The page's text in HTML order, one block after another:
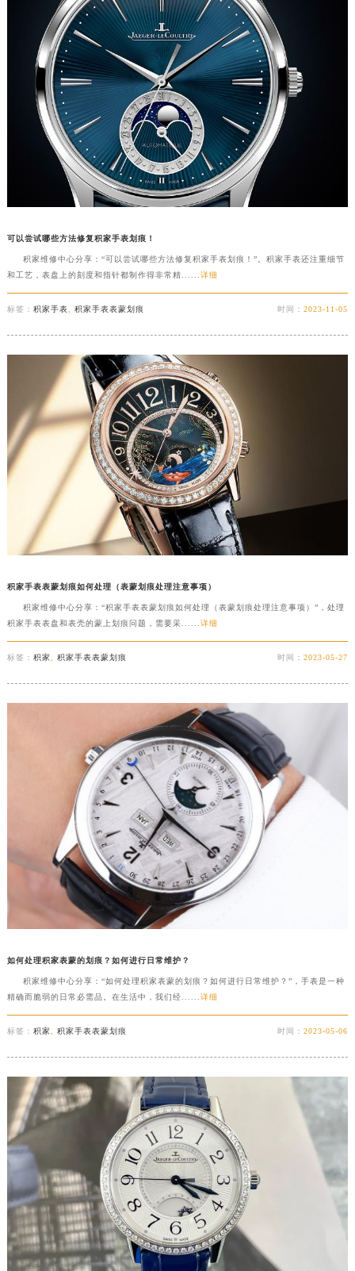
可以尝试哪些方法修复积家手表划痕！
积家维修中心分享：“可以尝试哪些方法修复积家手表划痕！”。积家手表还注重细节
和工艺，表盘上的刻度和指针都制作得非常精......详细
标签： 积家手表, 积家手表表蒙划痕 时间：2023-11-05
积家手表表蒙划痕如何处理（表蒙划痕处理注意事项）
积家维修中心分享：“积家手表表蒙划痕如何处理（表蒙划痕处理注意事项）”，处理
积家手表表盘和表壳的蒙上划痕问题，需要采...... 详细
标签： 积家 积家手表表蒙划痕 时间：2023-05-27
如何处理积家表蒙的划痕？如何进行日常维护？
积家维修中心分享：“如何处理积家表蒙的划痕？如何进行日常维护？”，手表是一种
精确而脆弱的日常必需品。在生活中，我们经...... 详细
标签： 积家 积家手表表蒙划痕 时间：2023-05-06